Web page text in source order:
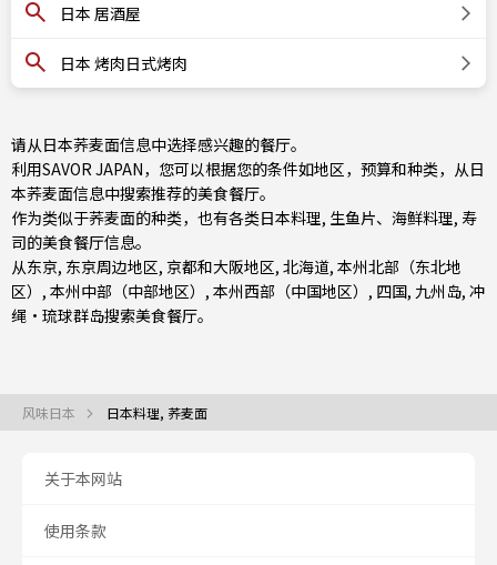
日本 居酒屋
日本 烤肉日式烤肉
请从日本荞麦面信息中选择感兴趣的餐厅。
利用SAVOR JAPAN，您可以根据您的条件如地区，预算和种类，从日
本荞麦面信息中搜索推荐的美食餐厅。
作为类似于荞麦面的种类，也有各类日本料理, 生鱼片、海鲜料理, 寿
司的美食餐厅信息。
从东京, 东京周边地区, 京都和大阪地区, 北海道, 本州北部（东北地
区） , 本州中部（中部地区） , 本州西部（中国地区） , 四国, 九州岛, 冲
绳・琉球群岛搜索美食餐厅。
风味日本 日本料理, 荞麦面
关于本网站
使用条款